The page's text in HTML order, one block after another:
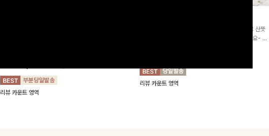
리뷰 카운트 영역
[청순무드/체형커버]꾸안꾸 무드의 정석🤍 가볍고 산뜻
한 착용감으로 여름 내내 손이 자주 가는 원피스예요- 은
리뷰 카운트 영역